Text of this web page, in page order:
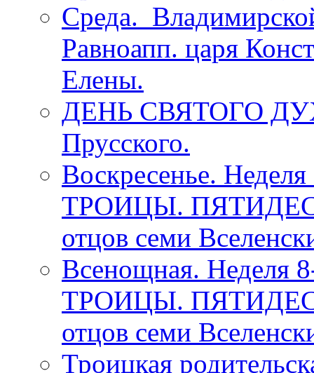
Среда.
Равноапп. царя
Елены.
ДЕНЬ СВЯТОГО
Прусского.
Воскресенье.
ТРОИЦЫ.
отцов семи
Всенощная.
ТРОИЦЫ.
отцов семи
Троицкая